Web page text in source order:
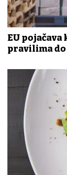
EU
pravilima